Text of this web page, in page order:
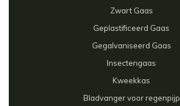
Zwart Gaas
Geplastificeerd Gaas
Gegalvaniseerd Gaas
Insectengaas
Kweekkas
Bladvanger voor regenpijp